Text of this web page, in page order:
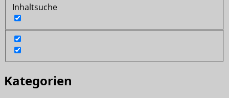
Inhaltsuche
Kategorien